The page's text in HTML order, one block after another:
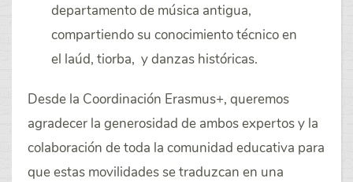
departamento de música antigua,
compartiendo su conocimiento técnico en
el laúd, tiorba, y danzas históricas.
Desde la Coordinación Erasmus+, queremos
agradecer la generosidad de ambos expertos y la
colaboración de toda la comunidad educativa para
que estas movilidades se traduzcan en una